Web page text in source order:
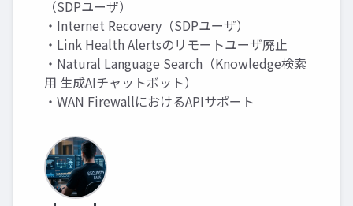
（SDPユーザ）
・Internet Recovery（SDPユーザ）
・Link Health Alertsのリモートユーザ廃止
・Natural Language Search（Knowledge検索
用 生成AIチャットボット）
・WAN FirewallにおけるAPIサポート